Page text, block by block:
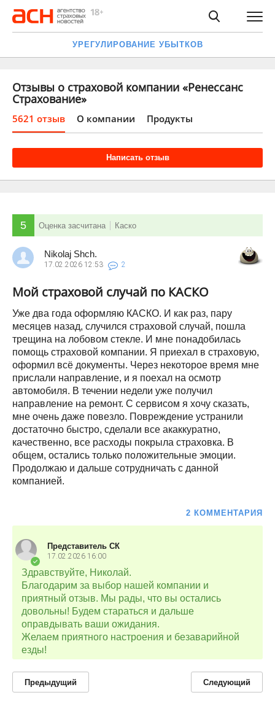
УРЕГУЛИРОВАНИЕ УБЫТКОВ
Отзывы о страховой компании «Ренессанс
Страхование»
5621 отзыв О компании Продукты
Написать отзыв
5 Оценка засчитана Каско
Nikolaj Shch.
17.02.2026 12:53 2
Мой страховой случай по КАСКО
Уже два года оформляю КАСКО. И как раз, пару
месяцев назад, случился страховой случай, пошла
трещина на лобовом стекле. И мне понадобилась
помощь страховой компании. Я приехал в страховую,
оформил всё документы. Через некоторое время мне
прислали направление, и я поехал на осмотр
автомобиля. В течении недели уже получил
направление на ремонт. С сервисом я хочу сказать,
мне очень даже повезло. Повреждение устранили
достаточно быстро, сделали все акаккуратно,
качественно, все расходы покрыла страховка. В
общем, остались только положительные эмоции.
Продолжаю и дальше сотрудничать с данной
компанией.
2 КОММЕНТАРИЯ
Представитель СК
17.02.2026 16:00
Здравствуйте, Николай.
Благодарим за выбор нашей компании и
приятный отзыв. Мы рады, что вы остались
довольны! Будем стараться и дальше
оправдывать ваши ожидания.
Желаем приятного настроения и безаварийной
езды!
Предыдущий Следующий